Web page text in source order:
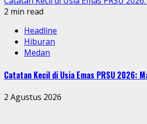
2 min read
Headline
Hiburan
Medan
Catatan Kecil di Usia Emas PRSU 2026:
2 Agustus 2026